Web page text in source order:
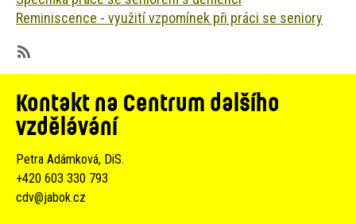
Reminiscence - využití vzpomínek při práci se seniory
SubscribeSubscribe
to
16
Kontakt na Centrum dalšího
vzdělávání
Petra Adámková, DiS.
+420 603 330 793
cdv@jabok.cz